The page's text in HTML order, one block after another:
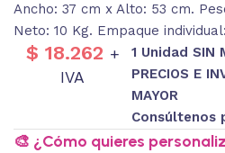
Ancho: 37 cm x Alto: 53 cm.
Neto: 10 Kg. Empaque
$ 18.262 +
IVA
1 Unidad SIN
PRECIOS E
MAYOR
Consúltenos
🎨 ¿Cómo quieres